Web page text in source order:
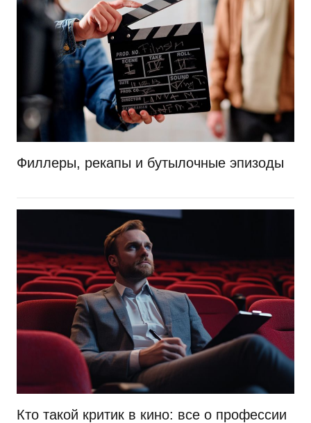
Филлеры, рекапы и бутылочные эпизоды
Кто такой критик в кино: все о профессии